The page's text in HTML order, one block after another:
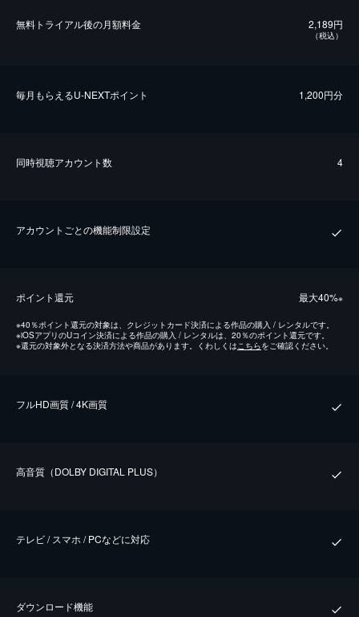
無料トライアル後の⽉額料金 2,189円
（税込）
毎⽉もらえるU-NEXTポイント 1,200円分
同時視聴アカウント数 4
アカウントごとの機能制限設定
ポイント還元 最⼤40%※
※40％ポイント還元の対象は、クレジットカード決済による作品の購入 / レンタルです。
※iOSアプリのUコイン決済による作品の購入 / レンタルは、20％のポイント還元です。
※還元の対象外となる決済方法や商品があります。くわしくはこちらをご確認ください。
フルHD画質 / 4K画質
⾼⾳質（DOLBY DIGITAL PLUS）
テレビ / スマホ / PCなどに対応
ダウンロード機能